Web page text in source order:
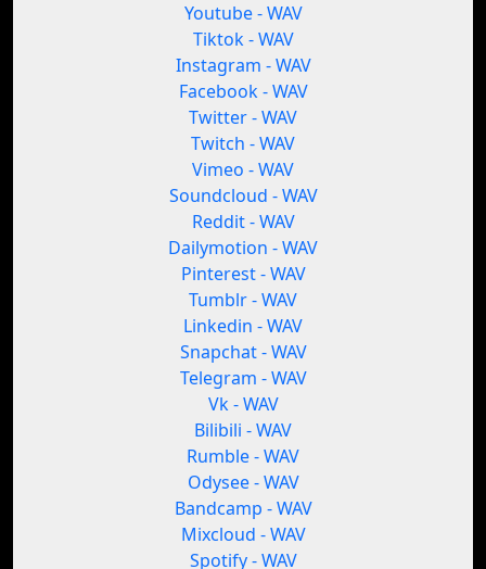
Youtube - WAV
Tiktok - WAV
Instagram - WAV
Facebook - WAV
Twitter - WAV
Twitch - WAV
Vimeo - WAV
Soundcloud - WAV
Reddit - WAV
Dailymotion - WAV
Pinterest - WAV
Tumblr - WAV
Linkedin - WAV
Snapchat - WAV
Telegram - WAV
Vk - WAV
Bilibili - WAV
Rumble - WAV
Odysee - WAV
Bandcamp - WAV
Mixcloud - WAV
Spotify - WAV